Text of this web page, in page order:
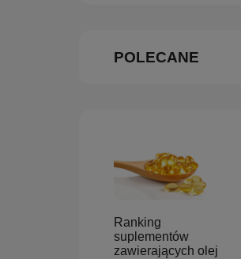
POLECANE
Ranking
suplementów
zawierających olej